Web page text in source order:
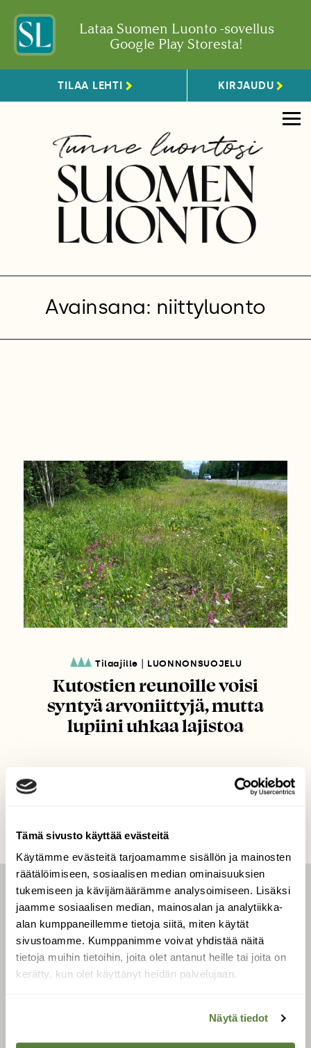
Tämä sivusto käyttää evästeitä
Käytämme evästeitä tarjoamamme sisällön ja mainosten
räätälöimiseen, sosiaalisen median ominaisuuksien
tukemiseen ja kävijämäärämme analysoimiseen. Lisäksi
jaamme sosiaalisen median, mainosalan ja analytiikka-
alan kumppaneillemme tietoja siitä, miten käytät
sivustoamme. Kumppanimme voivat yhdistää näitä
tietoja muihin tietoihin, joita olet antanut heille tai joita on
kerätty, kun olet käyttänyt heidän palvelujaan.
Näytä tiedot
Lataa Suomen Luonto -sovellus
Google Play Storesta!
TILAA LEHTI KIRJAUDU
Avainsana: niittyluonto
Tilaajille LUONNONSUOJELU
Kutostien reunoille voisi
syntyä arvoniittyjä, mutta
lupiini uhkaa lajistoa
LEHTI
Uusin lehti
Tilaa Suomen Luonto
Tilaa digilukuoikeus